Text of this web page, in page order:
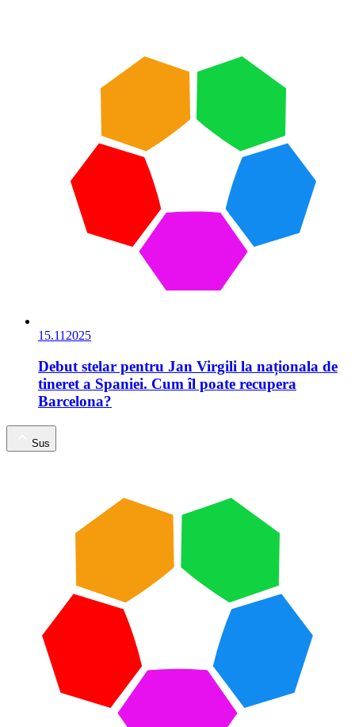
15.112025
Debut stelar pentru Jan Virgili la naționala de
tineret a Spaniei. Cum îl poate recupera
Barcelona?
Sus